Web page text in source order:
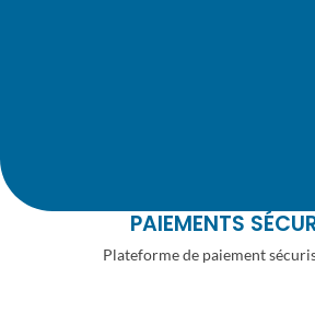
PAIEMENTS
Plateforme de paiement